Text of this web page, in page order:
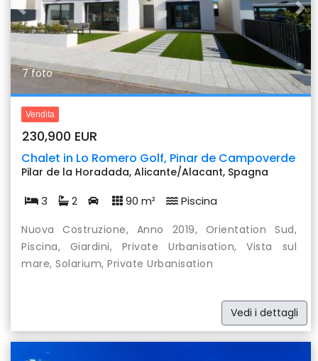
Previous
7 foto
Vendita
230,900 EUR
Chalet in Lo Romero Golf, Pinar de Campoverde
Pilar de la Horadada, Alicante/Alacant, Spagna
3 2 90 m² Piscina
Nuova Costruzione, Anno 2019, Orientation Sud,
Piscina, Giardini, Private Urbanisation, Vista sul
mare, Solarium, Private Urbanisation
Vedi i dettagli